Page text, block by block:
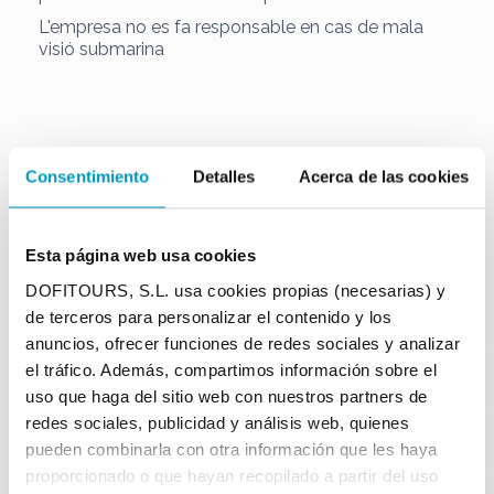
Consentimiento Detalles Acerca de las cookies
Esta página web usa cookies
DOFITOURS, S.L. usa cookies propias (necesarias) y
de terceros para personalizar el contenido y los
anuncios, ofrecer funciones de redes sociales y analizar
el tráfico. Además, compartimos información sobre el
uso que haga del sitio web con nuestros partners de
redes sociales, publicidad y análisis web, quienes
pueden combinarla con otra información que les haya
proporcionado o que hayan recopilado a partir del uso
L'empresa no es fa responsable en cas de mala
visió submarina
Hi ha àrea de fumadors
als nostres vaixells?
Està prohibit fumar a tots els espais dels vaixells.
Els vaixells són
accessibles per a
cadires de rodes i els